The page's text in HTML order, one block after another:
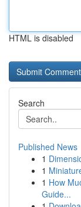
HTML is disabled
Search
Published News
1
1
1 How
Guide...